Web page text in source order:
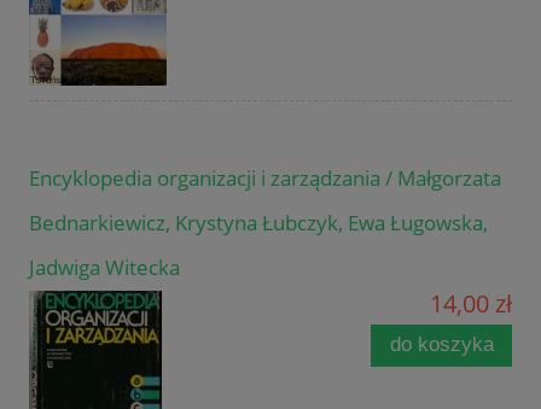
Encyklopedia organizacji i zarządzania / Małgorzata
Bednarkiewicz, Krystyna Łubczyk, Ewa Ługowska,
Jadwiga Witecka
14,00 zł
do koszyka